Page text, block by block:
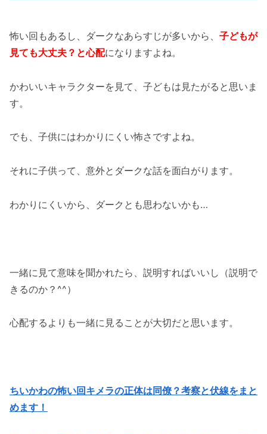
怖い回もあるし、ダークなあらすじが多いから、 子どもが
見ても大丈夫？と心配になりますよね。
かわいいキャラクターを見て、子どもは見たがると思いま
す。
でも、子供にはわかりにくい怖さですよね。
それに子供って、意外とダークな話を面白がります。
わかりにくいから、ダークとも思わないかも…
一緒に見て意味を聞かれたら、説明すればいいし（説明で
きるのか？^^）
心配するよりも一緒に見ることが大切だと思います。
ちいかわの怖い回キメラの正体は同僚？考察と伏線をまと
めます！